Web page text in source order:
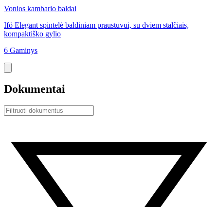
Vonios kambario baldai
Ifö Elegant spintelė baldiniam praustuvui, su dviem stalčiais,
kompaktiško gylio
6 Gaminys
Dokumentai